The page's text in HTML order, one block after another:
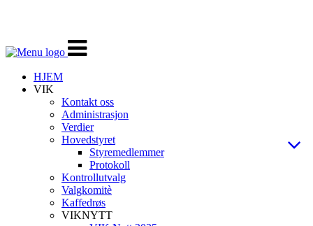
Veksle
navigasjon
HJEM
VIK
Kontakt oss
Administrasjon
Verdier
Hovedstyret
Styremedlemmer
Protokoll
Kontrollutvalg
Valgkomitè
Kaffedrøs
VIKNYTT